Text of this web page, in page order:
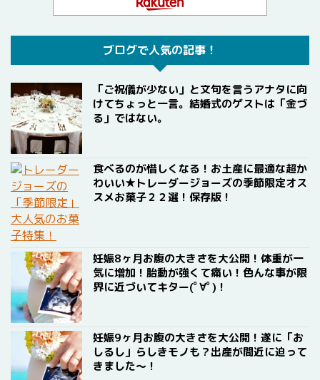
ブログで人気の記事！
「ご祝儀が少ない」と文句を言うアナタに向
けてちょっと一言。結婚式のゲストは「金づ
る」ではない。
食べるのが惜しくなる！お土産に最適な超か
わいい★トレーダージョーズの季節限定オス
スメお菓子２２選！保存版！
妊娠8ヶ月お腹の大きさを大公開！体重が一
気に増加！胎動が強くて痛い！色んな事が限
界に近づいてキター(ﾟ∀ﾟ)！
妊娠9ヶ月お腹の大きさを大公開！遂に「お
しるし」らしきモノも？出産が間近に迫って
きました〜！